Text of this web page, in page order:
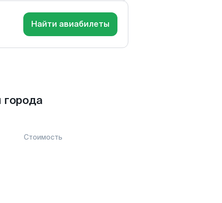
Найти авиабилеты
Стоимость